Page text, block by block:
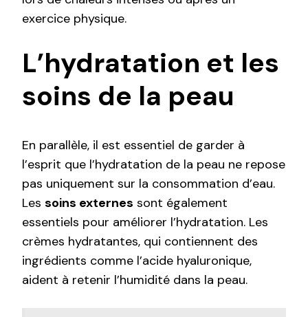
exercice physique.
L’hydratation et les
soins de la peau
En parallèle, il est essentiel de garder à
l’esprit que l’hydratation de la peau ne repose
pas uniquement sur la consommation d’eau.
Les soins externes sont également
essentiels pour améliorer l’hydratation. Les
crèmes hydratantes, qui contiennent des
ingrédients comme l’acide hyaluronique,
aident à retenir l’humidité dans la peau.